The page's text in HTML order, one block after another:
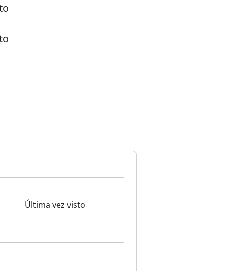
Última vez visto